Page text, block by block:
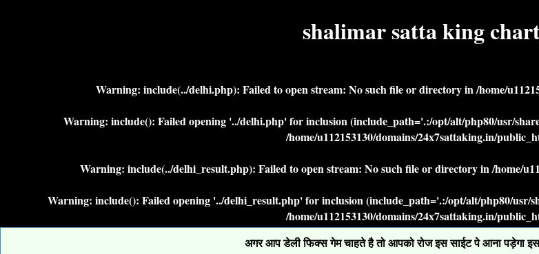
shalimar satta king
Warning: include(../delhi.php): Failed to open stream: No such file or directory in/home/
Warning: include(): Failed opening '../delhi.php' for inclusion (include_path='.:/opt/alt/php80/usr/
/home/u112153130/domains/24x7sattaking.in/
Warning: include(../delhi_result.php): Failed to open stream: No such file or directory in/home/
Warning: include(): Failed opening '../delhi_result.php' for inclusion (include_path='.:/opt/alt/php80/
/home/u112153130/domains/24x7sattaking.in/
अगर आप डेली फिक्स गेम चाहते है तो आपको रोज इस साईट पे आना पड़ेगा